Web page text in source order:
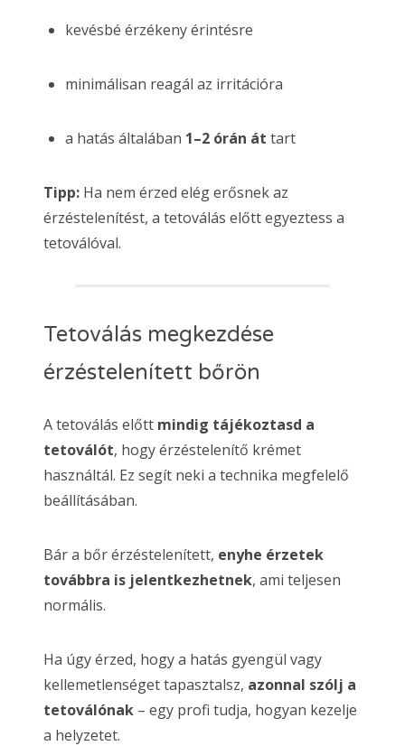
kevésbé érzékeny érintésre
minimálisan reagál az irritációra
a hatás általában 1–2 órán át tart
Tipp: Ha nem érzed elég erősnek az
érzéstelenítést, a tetoválás előtt egyeztess a
tetoválóval.
Tetoválás megkezdése
érzéstelenített bőrön
A tetoválás előtt mindig tájékoztasd a
tetoválót, hogy érzéstelenítő krémet
használtál. Ez segít neki a technika megfelelő
beállításában.
Bár a bőr érzéstelenített, enyhe érzetek
továbbra is jelentkezhetnek, ami teljesen
normális.
Ha úgy érzed, hogy a hatás gyengül vagy
kellemetlenséget tapasztalsz, azonnal szólj a
tetoválónak – egy profi tudja, hogyan kezelje
a helyzetet.